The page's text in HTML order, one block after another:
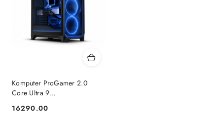
Komputer ProGamer 2.0
Core Ultra 9
5080/W11
Cena:
16290.00